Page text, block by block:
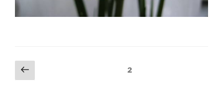
Inläggsnavigering
Föregående
sida
Sida2